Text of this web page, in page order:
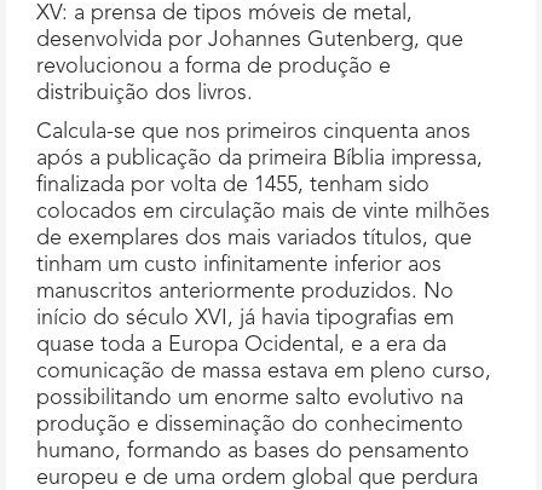
XV: a prensa de tipos móveis de metal,
desenvolvida por Johannes Gutenberg, que
revolucionou a forma de produção e
distribuição dos livros.
Calcula-se que nos primeiros cinquenta anos
após a publicação da primeira Bíblia impressa,
finalizada por volta de 1455, tenham sido
colocados em circulação mais de vinte milhões
de exemplares dos mais variados títulos, que
tinham um custo infinitamente inferior aos
manuscritos anteriormente produzidos. No
início do século XVI, já havia tipografias em
quase toda a Europa Ocidental, e a era da
comunicação de massa estava em pleno curso,
possibilitando um enorme salto evolutivo na
produção e disseminação do conhecimento
humano, formando as bases do pensamento
europeu e de uma ordem global que perdura